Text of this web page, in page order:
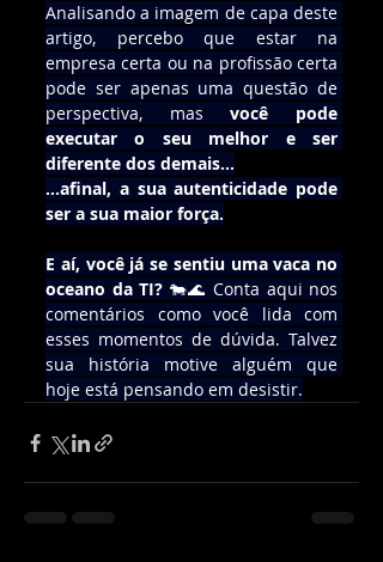
Analisando a imagem de capa deste
artigo, percebo que estar na
empresa certa ou na profissão certa
pode ser apenas uma questão de
perspectiva, mas você pode
executar o seu melhor e ser
diferente dos demais...
...afinal, a sua autenticidade pode
ser a sua maior força.
E aí, você já se sentiu uma vaca no
oceano da TI? 🐄🌊 Conta aqui nos
comentários como você lida com
esses momentos de dúvida. Talvez
sua história motive alguém que
hoje está pensando em desistir.